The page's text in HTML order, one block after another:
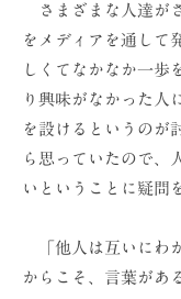
さまざまな人達が
をメディアを通して
しくてなかなか一歩
り興味がなかった人
を設けるというのが
ら思っていたので、
いということに疑問
「他人は互いにわ
からこそ、言葉があ